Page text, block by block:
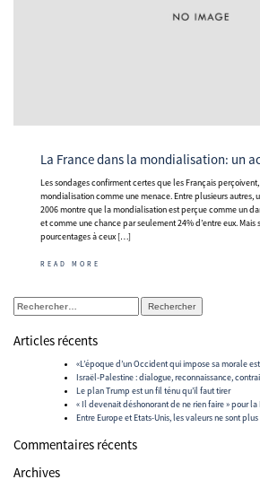
La France dans la mondialisation: un
Les sondages confirment certes que les Français perçoivent, dans leur majorité, la
mondialisation comme une menace. Entre plusieurs autres,
2006 montre que la mondialisation est perçue comme un
et comme une chance par seulement 24% d’entre eux. Mais
pourcentages à ceux […]
READ MORE
Rechercher :
Articles récents
«L’époque d’un Occident qui impose sa morale
Israël-Palestine : dialogue, reconnaissance,
Le plan Trump est un fil ténu qu’il faut tirer
« Il devenait déshonorant de ne rien faire » pour la
Entre Europe et Etats-Unis, les valeurs ne sont
Commentaires récents
Archives